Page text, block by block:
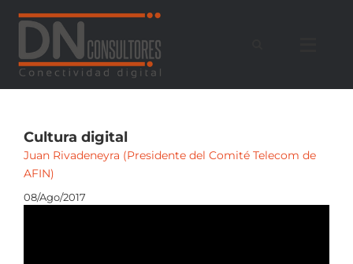
contenido
Cultura digital
Juan Rivadeneyra (Presidente del Comité Telecom de
AFIN)
08/Ago/2017